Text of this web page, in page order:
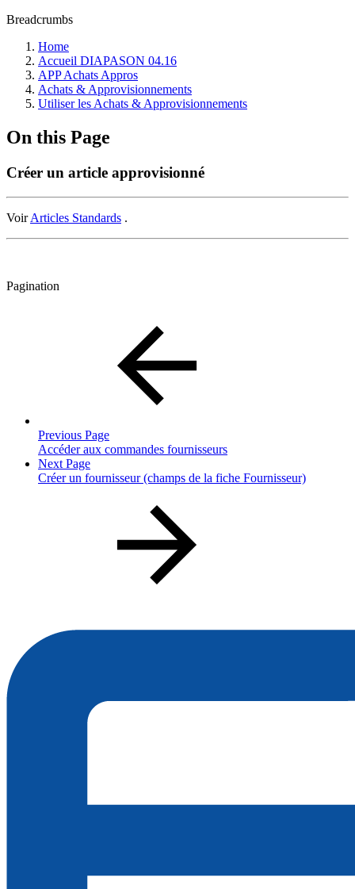
Breadcrumbs
Home
Accueil DIAPASON 04.16
APP Achats Appros
Achats & Approvisionnements
Utiliser les Achats & Approvisionnements
On this Page
Créer un article approvisionné
VoirArticles Standards .
Pagination
Previous Page
Accéder aux commandes fournisseurs
Next Page
Créer un fournisseur (champs de la fiche Fournisseur)